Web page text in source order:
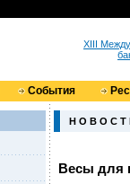
XIII
События
Н О В О С Т
Весы для